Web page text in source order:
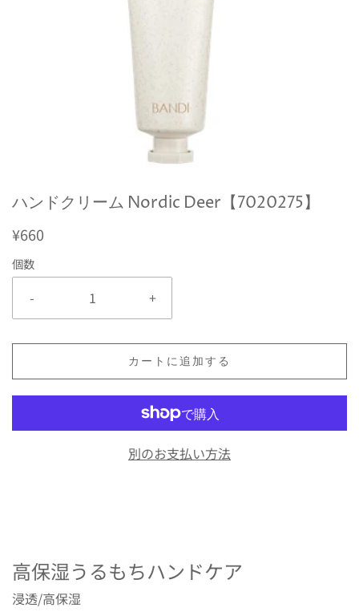
ハンドクリーム Nordic Deer【7020275】
¥660
個数
- +
カートに追加する
別のお支払い方法
高保湿うるもちハンドケア
浸透/高保湿